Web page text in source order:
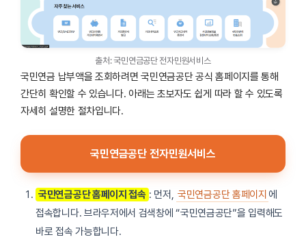
출처: 국민연금공단 전자민원서비스
국민연금 납부액을 조회하려면 국민연금공단 공식 홈페이지를 통해
간단히 확인할 수 있습니다. 아래는 초보자도 쉽게 따라 할 수 있도록
자세히 설명한 절차입니다.
국민연금공단 전자민원서비스
국민연금공단 홈페이지 접속 : 먼저, 국민연금공단 홈페이지 에
접속합니다. 브라우저에서 검색창에 “국민연금공단”을 입력해도
바로 접속 가능합니다.